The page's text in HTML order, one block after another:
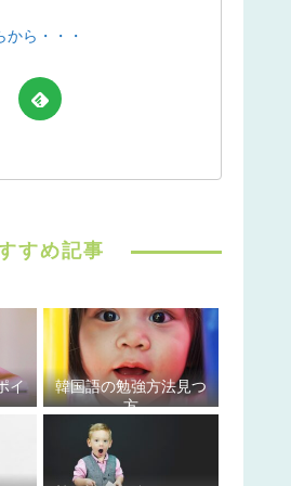
から・・・
すめ記事
イ
韓国語の勉強方法見つ
方